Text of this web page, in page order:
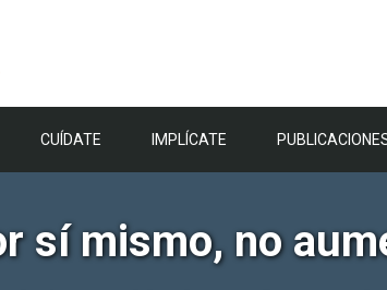
CUÍDATE IMPLÍCATE
sí mismo, no